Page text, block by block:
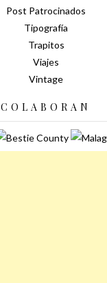
Post Patrocinados
Tipografía
Trapitos
Viajes
Vintage
COLABORAN